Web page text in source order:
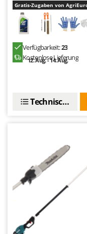
Gratis-Zugaben von
Verfügbarkeit:23
Kostenlose Lieferung
12. Aug. - 14. Aug.
Technische